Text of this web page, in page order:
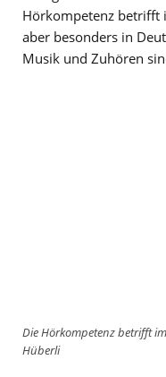
Hörkompetenz betrifft
aber besonders in
Musik und Zuhören
Die Hörkompetenz betrifft
Hüberli